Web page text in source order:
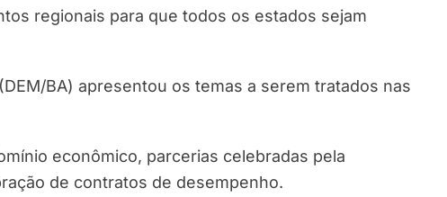
regionais para que todos os estados sejam
BA) apresentou os temas a serem tratados nas
econômico, parcerias celebradas pela
de contratos de desempenho.